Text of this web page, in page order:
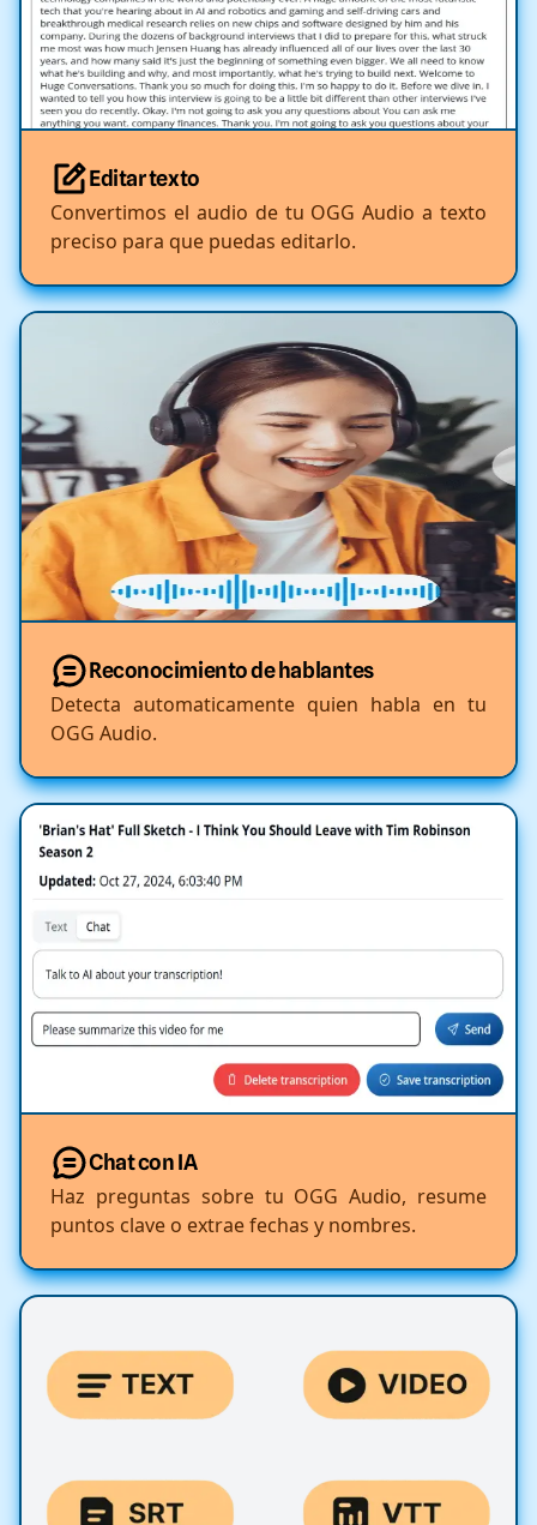
Editar texto
Convertimos el audio de tu OGG Audio a texto
preciso para que puedas editarlo.
Reconocimiento de hablantes
Detecta automaticamente quien habla en tu
OGG Audio.
Chat con IA
Haz preguntas sobre tu OGG Audio, resume
puntos clave o extrae fechas y nombres.